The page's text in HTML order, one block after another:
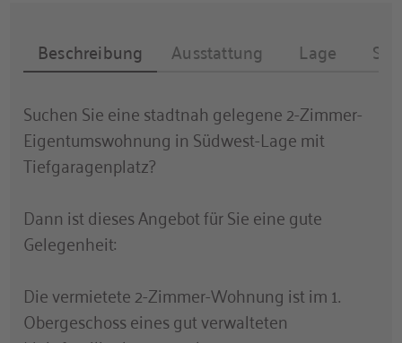
Beschreibung Ausstattung Lage
Suchen Sie eine stadtnah gelegene 2-Zimmer-
Eigentumswohnung in Südwest-Lage mit
Tiefgaragenplatz?
Dann ist dieses Angebot für Sie eine gute
Gelegenheit:
Die vermietete 2-Zimmer-Wohnung ist im 1.
Obergeschoss eines gut verwalteten